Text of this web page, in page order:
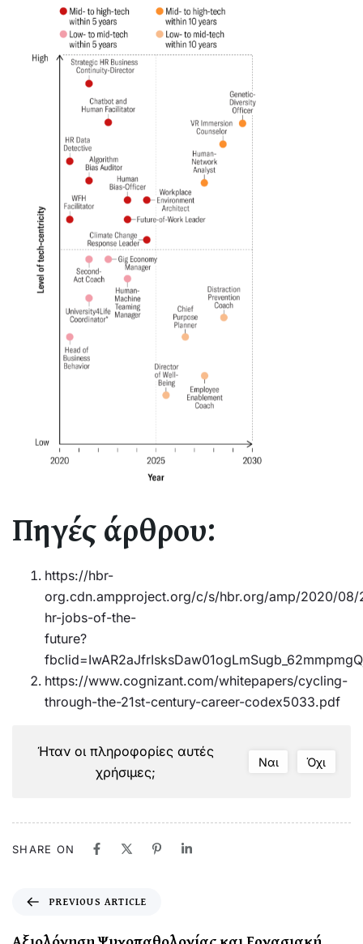
Πηγές άρθρου:
https://hbr-
org.cdn.ampproject.org/c/s/hbr.org/amp/2020/08/
hr-jobs-of-the-
future?
https://www.cognizant.com/whitepapers/cycling-
through-the-21st-century-career-codex5033.pdf
Ήταν οι πληροφορίες αυτές
χρήσιμες;
Ναι Όχι
SHARE ON
PREVIOUS ARTICLE